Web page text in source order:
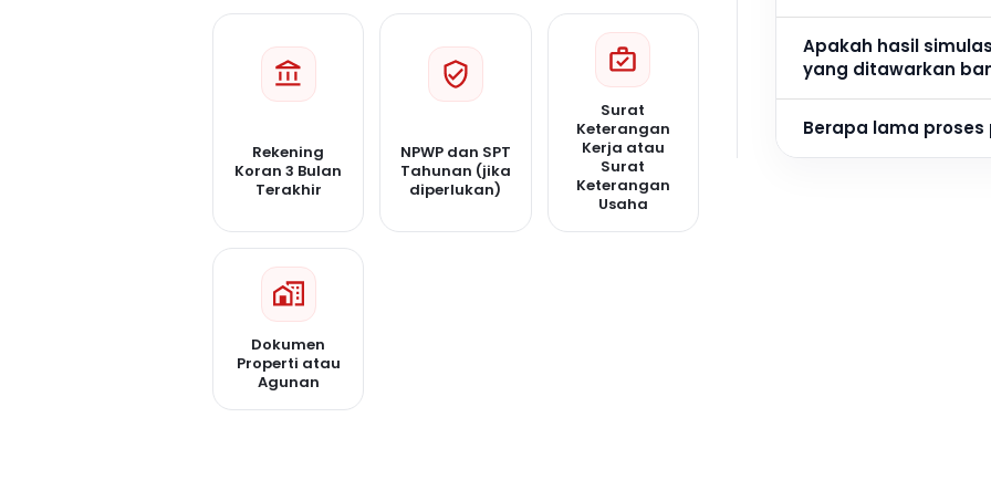
Rekening
Koran 3 Bulan
Terakhir
NPWP dan SPT
Tahunan (jika
diperlukan)
Surat
Keterangan
Kerja atau
Surat
Keterangan
Usaha
Dokumen
Properti atau
Agunan
Apakah hasil
yang ditawarkan
Berapa lama proses